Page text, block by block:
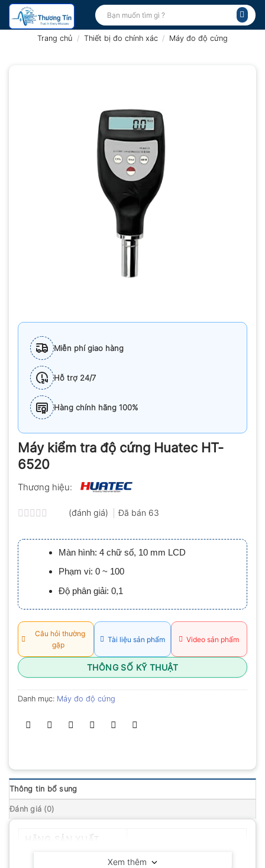
Bỏ
qua
Tìm
kiếm:
Trang chủ / Thiết bị đo chính xác / Máy đo độ cứng
Miễn phí giao hàng
Hỗ trợ 24/7
Hàng chính hãng 100%
Máy kiểm tra độ cứng Huatec HT-
6520
Thương hiệu:
xếp
hạng
0.0
5
sao
(đánh giá) Đã bán 63
Màn hình: 4 chữ số, 10 mm LCD
Phạm vi: 0 ~ 100
Độ phân giải: 0,1
Câu hỏi thường
gặp
Tài liệu sản phẩm Video sản phẩm
THÔNG SỐ KỸ THUẬT
Danh mục: Máy đo độ cứng
Thông tin bổ sung
Đánh giá (0)
Xem thêm